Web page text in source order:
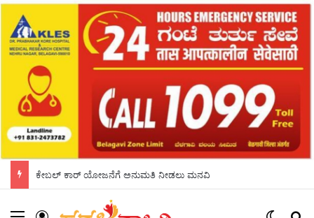
ಕೇಬಲ್ ಕಾರ್ ಯೋಜನೆಗೆ ಅನುಮತಿ ನೀಡಲು ಮನವಿ